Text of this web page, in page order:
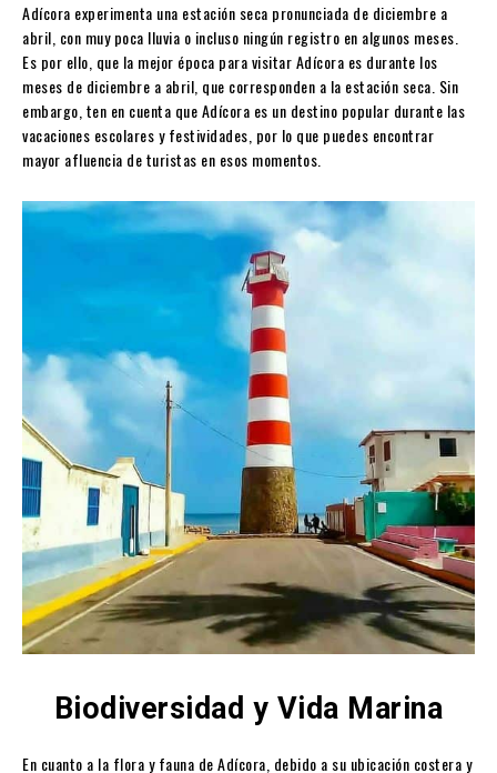
Adícora experimenta una estación seca pronunciada de diciembre a
abril, con muy poca lluvia o incluso ningún registro en algunos meses.
Es por ello, que la mejor época para visitar Adícora es durante los
meses de diciembre a abril, que corresponden a la estación seca. Sin
embargo, ten en cuenta que Adícora es un destino popular durante las
vacaciones escolares y festividades, por lo que puedes encontrar
mayor afluencia de turistas en esos momentos.
Biodiversidad y Vida Marina
En cuanto a la flora y fauna de Adícora, debido a su ubicación costera y